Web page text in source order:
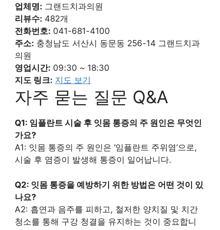
업체명: 그랜드치과의원
리뷰수: 482개
전화번호: 041-681-4100
주소: 충청남도 서산시 동문동 256-14 그랜드치과
의원
영업시간: 09:30 ~ 18:30
지도 링크: 지도 보기
자주 묻는 질문 Q&A
Q1: 임플란트 시술 후 잇몸 통증의 주 원인은 무엇인
가요?
A1: 잇몸 통증의 주 원인은 ‘임플란트 주위염’으로,
시술 후 염증이 발생해 통증이 일어납니다.
Q2: 잇몸 통증을 예방하기 위한 방법은 어떤 것이 있
나요?
A2: 흡연과 음주를 피하고, 철저한 양치질 및 치간
청소를 통해 구강 청결을 유지하는 것이 중요합니